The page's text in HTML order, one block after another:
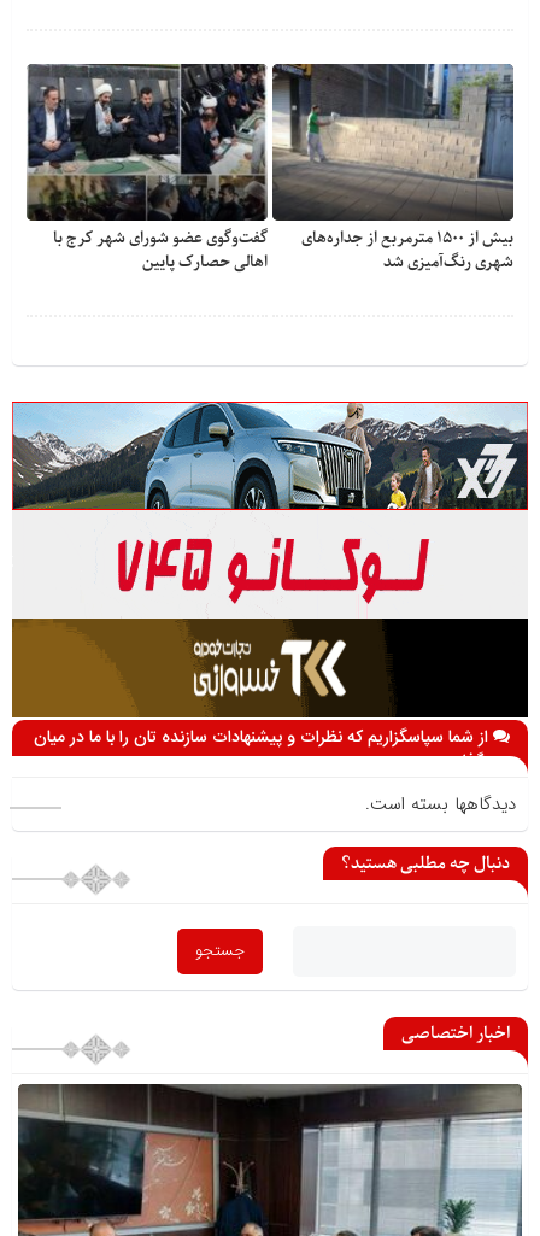
بیش از ۱۵۰۰ مترمربع از جداره‌های
شهری رنگ‌آمیزی شد
گفت‌وگوی عضو شورای شهر کرج با
اهالی حصارک پایین
از شما سپاسگزاریم که نظرات و پیشنهادات سازنده تان را با ما در میان
می گذارید
دیدگاهها بسته است.
دنبال چه مطلبی هستید؟
اخبار اختصاصی